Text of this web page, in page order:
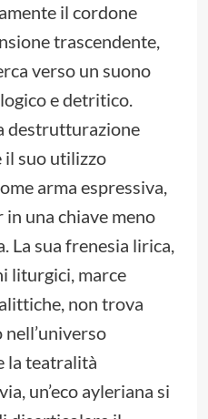
il cordone
trascendente,
verso un suono
e detritico.
destrutturazione
il suo utilizzo
arma espressiva,
una chiave meno
La sua frenesia lirica,
liturgici, marce
non trova
la teatralità
un’eco ayleriana si